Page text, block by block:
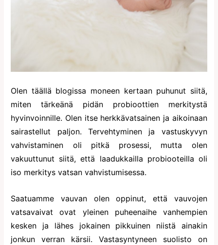
Olen täällä blogissa moneen kertaan puhunut siitä,
miten tärkeänä pidän probioottien merkitystä
hyvinvoinnille. Olen itse herkkävatsainen ja aikoinaan
sairastellut paljon. Tervehtyminen ja vastuskyvyn
vahvistaminen oli pitkä prosessi, mutta olen
vakuuttunut siitä, että laadukkailla probiooteilla oli
iso merkitys vatsan vahvistumisessa.
Saatuamme vauvan olen oppinut, että vauvojen
vatsavaivat ovat yleinen puheenaihe vanhempien
kesken ja lähes jokainen pikkuinen niistä ainakin
jonkun verran kärsii. Vastasyntyneen suolisto on